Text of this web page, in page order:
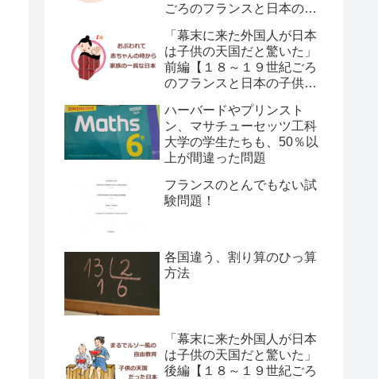
ごろのフランスと日本の子
「幕末に来た外国人が日本
は子供の天国だと驚いた」
前編【１８～１９世紀ごろ
のフランスと日本の子供の
ハーバードやプリンスト
ン、マサチューセッツ工科
大学の学生たちも、50％以
上が間違った問題
フランスのとんでもない試
験問題！
各国違う、割り算のひっ算
方法
「幕末に来た外国人が日本
は子供の天国だと驚いた」
後編【１８～１９世紀ごろ